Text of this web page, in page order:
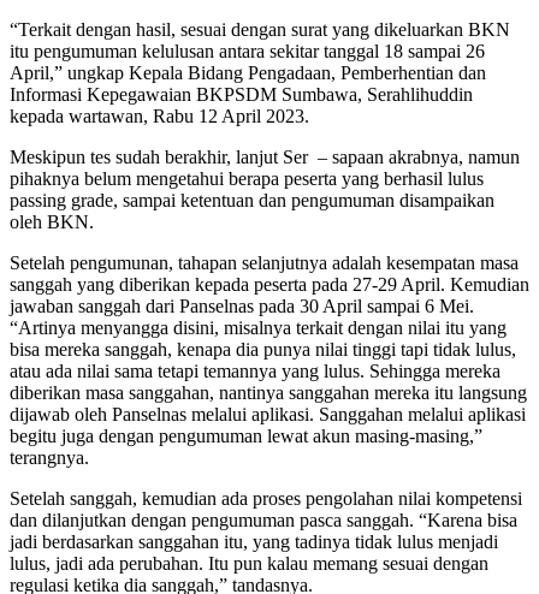
“Terkait dengan hasil, sesuai dengan surat yang dikeluarkan BKN
itu pengumuman kelulusan antara sekitar tanggal 18 sampai 26
April,” ungkap Kepala Bidang Pengadaan, Pemberhentian dan
Informasi Kepegawaian BKPSDM Sumbawa, Serahlihuddin
kepada wartawan, Rabu 12 April 2023.
Meskipun tes sudah berakhir, lanjut Ser – sapaan akrabnya, namun
pihaknya belum mengetahui berapa peserta yang berhasil lulus
passing grade, sampai ketentuan dan pengumuman disampaikan
oleh BKN.
Setelah pengumunan, tahapan selanjutnya adalah kesempatan masa
sanggah yang diberikan kepada peserta pada 27-29 April. Kemudian
jawaban sanggah dari Panselnas pada 30 April sampai 6 Mei.
“Artinya menyangga disini, misalnya terkait dengan nilai itu yang
bisa mereka sanggah, kenapa dia punya nilai tinggi tapi tidak lulus,
atau ada nilai sama tetapi temannya yang lulus. Sehingga mereka
diberikan masa sanggahan, nantinya sanggahan mereka itu langsung
dijawab oleh Panselnas melalui aplikasi. Sanggahan melalui aplikasi
begitu juga dengan pengumuman lewat akun masing-masing,”
terangnya.
Setelah sanggah, kemudian ada proses pengolahan nilai kompetensi
dan dilanjutkan dengan pengumuman pasca sanggah. “Karena bisa
jadi berdasarkan sanggahan itu, yang tadinya tidak lulus menjadi
lulus, jadi ada perubahan. Itu pun kalau memang sesuai dengan
regulasi ketika dia sanggah,” tandasnya.